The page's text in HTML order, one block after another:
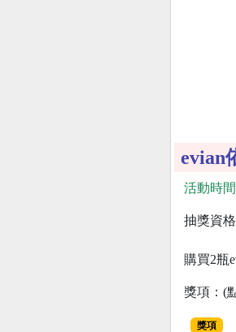
evian
活動時
抽獎資
購買2瓶
獎項：(
獎項